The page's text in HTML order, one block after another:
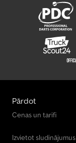
Pārdot
Cenas un tarifi
Izvietot sludinājumus